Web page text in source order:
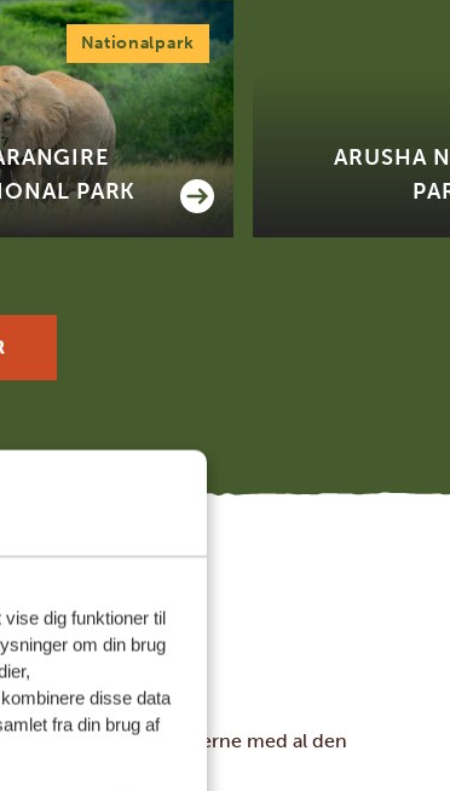
dig funktioner til
om din brug
disse data
fra din brug af
Nationalpark
PARK
ARUSHA
hele. Vi hjælper dig gerne med al den